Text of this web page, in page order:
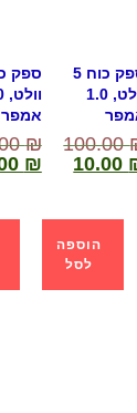
ספק כוח 5
וולט, 1.0
100.00
10.00
הוספה
לסל
אמפר
₪
₪